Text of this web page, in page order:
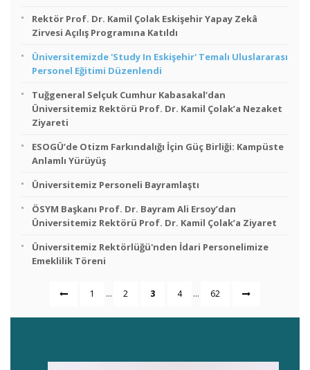
Rektör Prof. Dr. Kamil Çolak Eskişehir Yapay Zekâ
Zirvesi Açılış Programına Katıldı
Üniversitemizde 'Study In Eskişehir' Temalı Uluslararası
Personel Eğitimi Düzenlendi
Tuğgeneral Selçuk Cumhur Kabasakal’dan
Üniversitemiz Rektörü Prof. Dr. Kamil Çolak’a Nezaket
Ziyareti
ESOGÜ’de Otizm Farkındalığı İçin Güç Birliği: Kampüste
Anlamlı Yürüyüş
Üniversitemiz Personeli Bayramlaştı
ÖSYM Başkanı Prof. Dr. Bayram Ali Ersoy’dan
Üniversitemiz Rektörü Prof. Dr. Kamil Çolak’a Ziyaret
Üniversitemiz Rektörlüğü'nden İdari Personelimize
Emeklilik Töreni
1 ... 2 3 4 ... 62